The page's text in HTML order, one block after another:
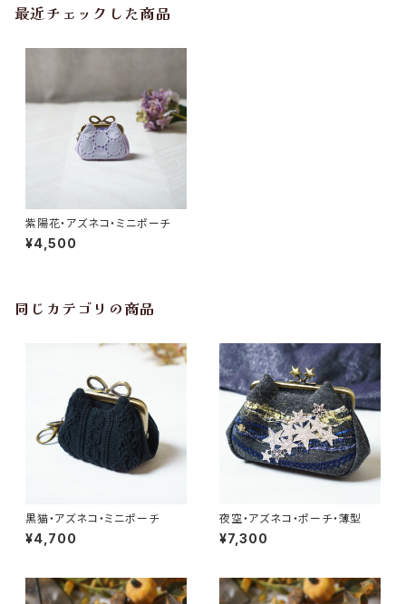
最近チェックした商品
紫陽花・アズネコ・ミニポーチ
¥4,500
同じカテゴリの商品
黒猫・アズネコ・ミニポーチ
¥4,700
夜空・アズネコ・ポーチ・薄型
¥7,300